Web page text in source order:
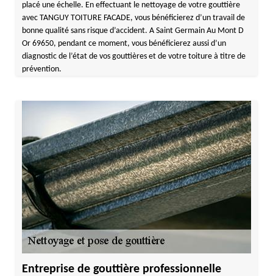
placé une échelle. En effectuant le nettoyage de votre gouttière
avec TANGUY TOITURE FACADE, vous bénéficierez d’un travail de
bonne qualité sans risque d’accident. A Saint Germain Au Mont D
Or 69650, pendant ce moment, vous bénéficierez aussi d’un
diagnostic de l’état de vos gouttières et de votre toiture à titre de
prévention.
Entreprise de gouttière professionnelle